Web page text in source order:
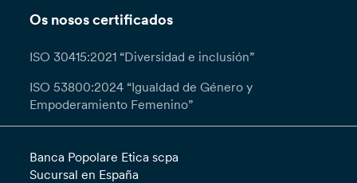
Os nosos certificados
ISO 30415:2021 “Diversidad e inclusión”
ISO 53800:2024 “Igualdad de Género y
Empoderamiento Femenino”
Banca Popolare Etica scpa
Sucursal en España